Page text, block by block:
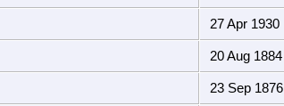
27 Apr 1930
20 Aug 1884
23 Sep 1876